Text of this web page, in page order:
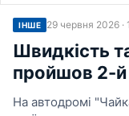
ІНШЕ 29 червня 2026 ·
Швидкість
пройшов 2-й
На автодромі